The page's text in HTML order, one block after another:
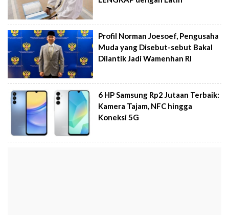
Profil Norman Joesoef, Pengusaha
Muda yang Disebut-sebut Bakal
Dilantik Jadi Wamenhan RI
6 HP Samsung Rp2 Jutaan Terbaik:
Kamera Tajam, NFC hingga
Koneksi 5G